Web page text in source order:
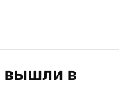
вышли в